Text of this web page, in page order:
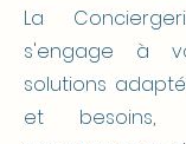
La
s'engage à
solutions
et